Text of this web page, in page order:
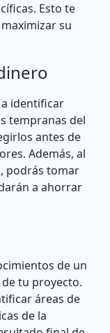
Esto te
su
identificar
tempranas del
antes de
Además, al
podrás tomar
a ahorrar
de un
tu proyecto.
áreas de
de la